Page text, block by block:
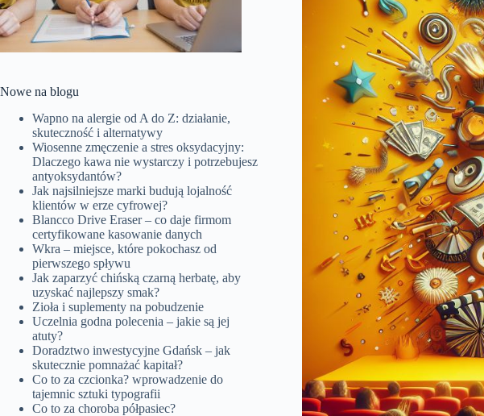
Nowe na blogu
Wapno na alergie od A do Z: działanie,
skuteczność i alternatywy
Wiosenne zmęczenie a stres oksydacyjny:
Dlaczego kawa nie wystarczy i potrzebujesz
antyoksydantów?
Jak najsilniejsze marki budują lojalność
klientów w erze cyfrowej?
Blancco Drive Eraser – co daje firmom
certyfikowane kasowanie danych
Wkra – miejsce, które pokochasz od
pierwszego spływu
Jak zaparzyć chińską czarną herbatę, aby
uzyskać najlepszy smak?
Zioła i suplementy na pobudzenie
Uczelnia godna polecenia – jakie są jej
atuty?
Doradztwo inwestycyjne Gdańsk – jak
skutecznie pomnażać kapitał?
Co to za czcionka? wprowadzenie do
tajemnic sztuki typografii
Co to za choroba półpasiec?